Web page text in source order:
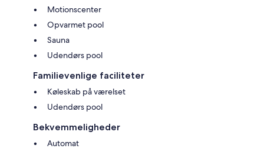
Motionscenter
Opvarmet pool
Sauna
Udendørs pool
Familievenlige faciliteter
Køleskab på værelset
Udendørs pool
Bekvemmeligheder
Automat